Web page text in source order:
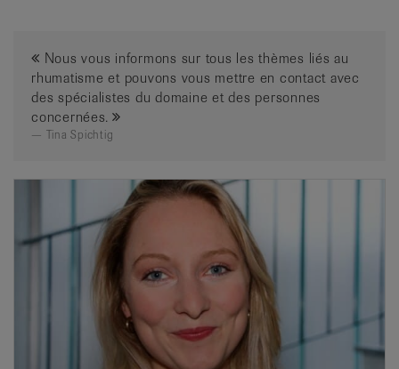
Nous vous informons sur tous les thèmes liés au
rhumatisme et pouvons vous mettre en contact avec
des spécialistes du domaine et des personnes
concernées.
Tina Spichtig